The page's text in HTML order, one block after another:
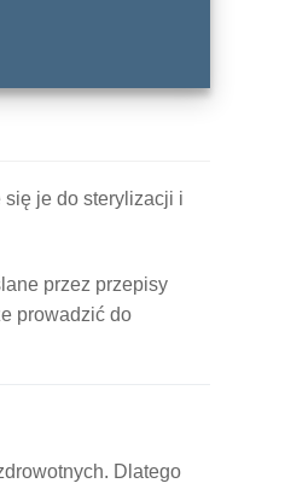
się je do sterylizacji i
przez przepisy
prowadzić do
Dlatego